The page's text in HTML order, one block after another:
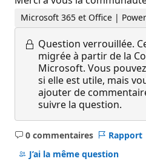
Microsoft 365 et Office |
Question verrouillée.
migrée à partir de la
Microsoft. Vous
si elle est utile, mais
ajouter de
suivre la question.
0 commentaires
Aucun
commentaire
Rapport
J’ai la même question